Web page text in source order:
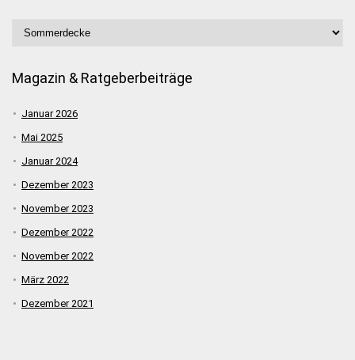
Magazin & Ratgeberbeiträge
Januar 2026
Mai 2025
Januar 2024
Dezember 2023
November 2023
Dezember 2022
November 2022
März 2022
Dezember 2021